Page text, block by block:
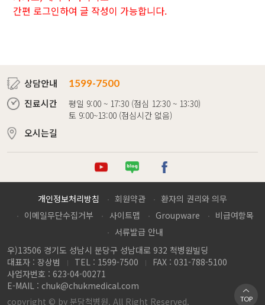
간편 로그인하여 글 작성이 가능합니다.
상담안내
1599-7500
진료시간
평일 9:00 ~ 17:30 (점심 12:30 ~ 13:30)
토 9:00~13:00 (점심시간 없음)
오시는길
튜브 로그 이스북
개인정보처리방침 회원약관
환자의 권리와 의무
이메일무단수집거부
사이트맵 Groupware
비급여항목
서류발급 안내
우)13506 경기도 성남시 분당구 성남대로 932 척병원빌딩
대표자 : 장상범
TEL : 1599-7500
FAX : 031-788-5100
사업자번호 : 623-04-00271
E-MAIL : chuk@chukmedical.com
copyright © by 분당척병원. All Right Reserved.
TOP